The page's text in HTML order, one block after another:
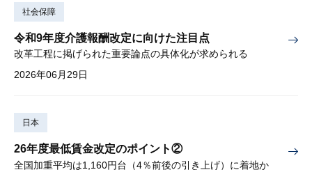
社会保障
令和9年度介護報酬改定に向けた注目点
改革工程に掲げられた重要論点の具体化が求められる
2026年06月29日
日本
26年度最低賃金改定のポイント②
全国加重平均は1,160円台（4％前後の引き上げ）に着地か